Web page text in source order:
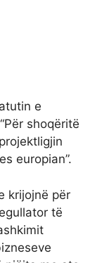
e
shoqëritë
europian”.
krijojnë për
të